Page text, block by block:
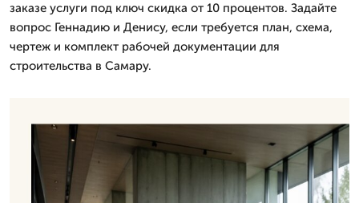
заказе услуги под ключ скидка от 10 процентов. Задайте
вопрос Геннадию и Денису, если требуется план, схема,
чертеж и комплект рабочей документации для
строительства в Самару.